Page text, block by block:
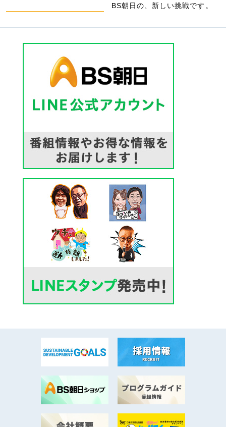
BS朝日の、新しい挑戦です。